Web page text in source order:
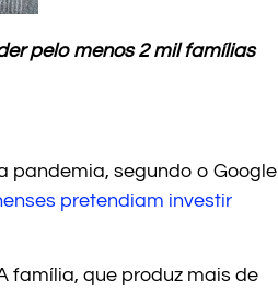
pelo menos 2 mil famílias
pandemia, segundo o Google
pretendiam investir
família, que produz mais de